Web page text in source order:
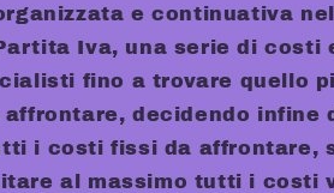
e continuativa
Iva, una serie di costi
fino a trovare quello
decidendo infine
i costi fissi da affrontare,
al massimo tutti i costi